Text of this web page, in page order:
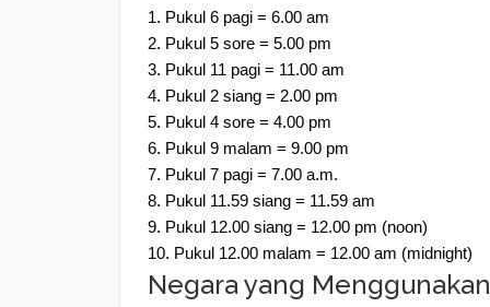
1. Pukul 6 pagi = 6.00 am
2. Pukul 5 sore = 5.00 pm
3. Pukul 11 pagi = 11.00 am
4. Pukul 2 siang = 2.00 pm
5. Pukul 4 sore = 4.00 pm
6. Pukul 9 malam = 9.00 pm
7. Pukul 7 pagi = 7.00 a.m.
8. Pukul 11.59 siang = 11.59 am
9. Pukul 12.00 siang = 12.00 pm (noon)
10. Pukul 12.00 malam = 12.00 am (midnight)
Negara yang